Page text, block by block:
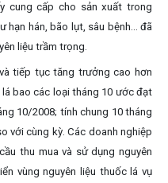
cung cấp cho sản xuất trong
hạn hán, bão lụt, sâu bệnh... đã
liệu trầm trọng.
tiếp tục tăng trưởng cao hơn
bao các loại tháng 10 ước đạt
10/2008; tính chung 10 tháng
với cùng kỳ. Các doanh nghiệp
thu mua và sử dụng nguyên
vùng nguyên liệu thuốc lá vụ